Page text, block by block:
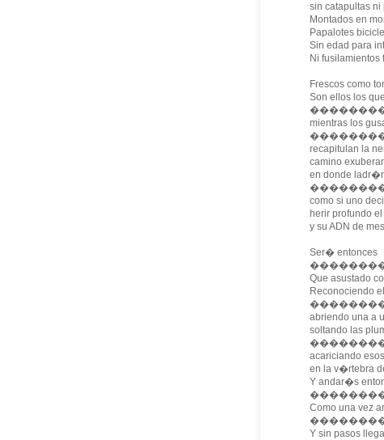
sin catapultas ni
Montados en
Papalotes
Sin edad para
Ni fusilamientos
Frescos como
Son ellos los
mientras los
recapitulan la
camino
en donde
como si uno
herir profundo
y su ADN de
Ser� entonces
Que asustado
Reconociendo
abriendo una a
soltando las
acariciando
en la v�rtebra
Y andar�s
Como una vez
Y sin pasos